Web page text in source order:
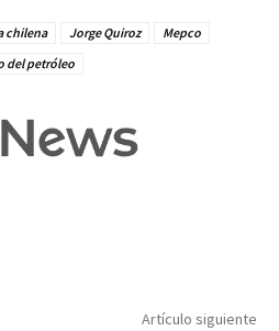
chilena Jorge Quiroz
Mepco
del petróleo
Artículo siguiente